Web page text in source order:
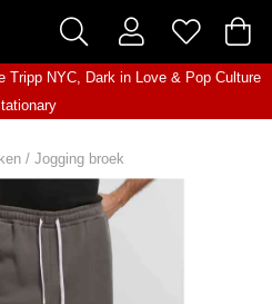
Tripp NYC, Dark in Love& Pop Culture
/ Jogging broek